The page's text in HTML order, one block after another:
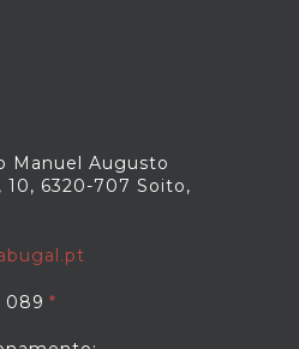
Manuel Augusto
10, 6320-707 Soito,
089